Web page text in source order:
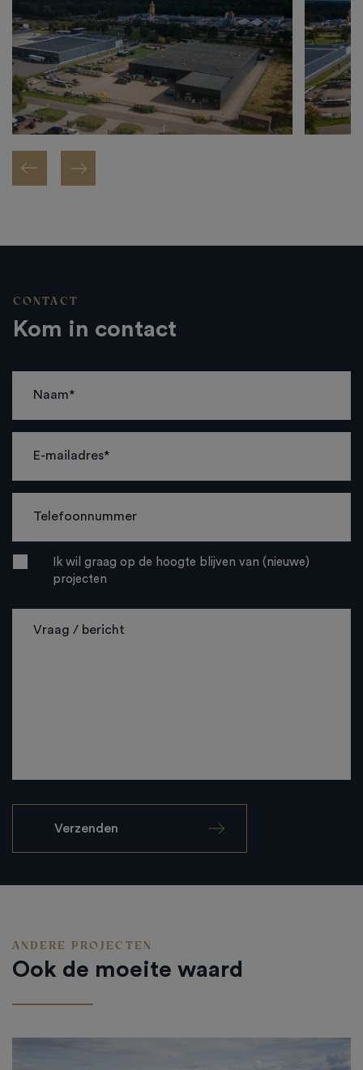
CONTACT
Kom in contact
Ik wil graag op de hoogte blijven van (nieuwe)
projecten
ANDERE PROJECTEN
Ook de moeite waard